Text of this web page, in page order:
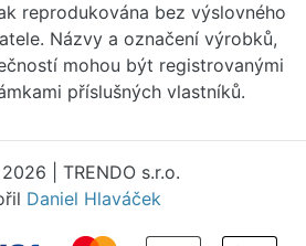
reprodukována bez výslovného
Názvy a označení výrobků,
mohou být registrovanými
příslušných vlastníků.
| TRENDO s.r.o.
Daniel Hlaváček